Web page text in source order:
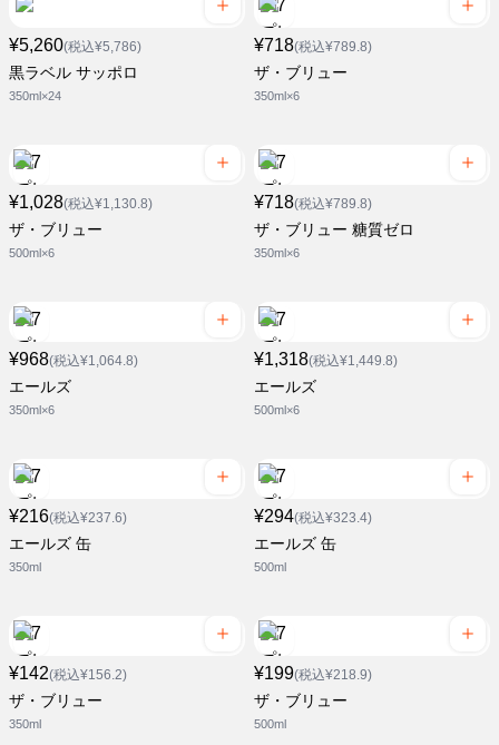
¥5,260(税込¥5,786)
黒ラベル サッポロ
350ml×24
¥718(税込¥789.8)
ザ・ブリュー
350ml×6
¥1,028(税込¥1,130.8)
ザ・ブリュー
500ml×6
¥718(税込¥789.8)
ザ・ブリュー 糖質ゼロ
350ml×6
¥968(税込¥1,064.8)
エールズ
350ml×6
¥1,318(税込¥1,449.8)
エールズ
500ml×6
¥216(税込¥237.6)
エールズ 缶
350ml
¥294(税込¥323.4)
エールズ 缶
500ml
¥142(税込¥156.2)
ザ・ブリュー
350ml
¥199(税込¥218.9)
ザ・ブリュー
500ml